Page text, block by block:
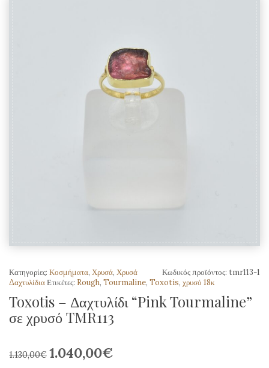
Κωδικός προϊόντος: tmr113-1
Κατηγορίες: Κοσμήματα, Χρυσά, Χρυσά
ΔαχτυλίδιαΕτικέτες: Rough, Tourmaline, Toxotis, χρυσό 18κ
Toxotis – Δαχτυλίδι “Pink Tourmaline”
σε χρυσό TMR113
1.130,00€ Original
1.040,00€Η